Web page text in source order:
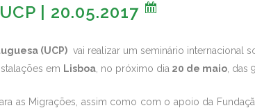
| 20.05.2017
(UCP) vai realizar um seminário internacional
em Lisboa , no próximo dia 20 de maio , das
as Migrações, assim como com o apoio da